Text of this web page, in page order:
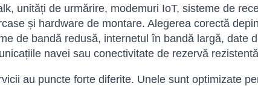
unități de urmărire, modemuri IoT, sisteme de
și hardware de montare. Alegerea corectă
de bandă redusă, internetul în bandă largă, date
navei sau conectivitate de rezervă
au puncte forte diferite. Unele sunt optimizate